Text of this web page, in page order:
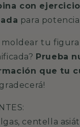
con
para
moldear tu
Prueba
que tu
centella